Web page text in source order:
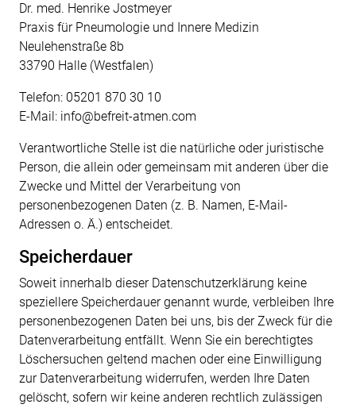
Dr. med. Henrike Jostmeyer
Praxis für Pneumologie und Innere Medizin
Neulehenstraße 8b
33790 Halle (Westfalen)
Telefon: 05201 870 30 10
E-Mail: info@befreit-atmen.com
Verantwortliche Stelle ist die natürliche oder juristische
Person, die allein oder gemeinsam mit anderen über die
Zwecke und Mittel der Verarbeitung von
personenbezogenen Daten (z. B. Namen, E-Mail-
Adressen o. Ä.) entscheidet.
Speicherdauer
Soweit innerhalb dieser Datenschutzerklärung keine
speziellere Speicherdauer genannt wurde, verbleiben Ihre
personenbezogenen Daten bei uns, bis der Zweck für die
Datenverarbeitung entfällt. Wenn Sie ein berechtigtes
Löschersuchen geltend machen oder eine Einwilligung
zur Datenverarbeitung widerrufen, werden Ihre Daten
gelöscht, sofern wir keine anderen rechtlich zulässigen